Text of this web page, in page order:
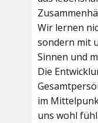
Wir lernen
sondern mit
Sinnen und
Die
im
uns wohl